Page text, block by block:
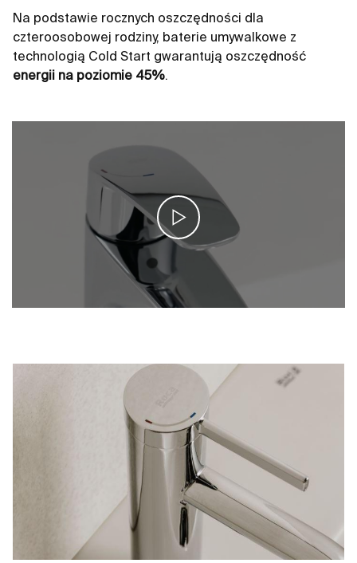
Na podstawie rocznych oszczędności dla
czteroosobowej rodziny, baterie umywalkowe z
technologią Cold Start gwarantują oszczędność
energii na poziomie 45%.